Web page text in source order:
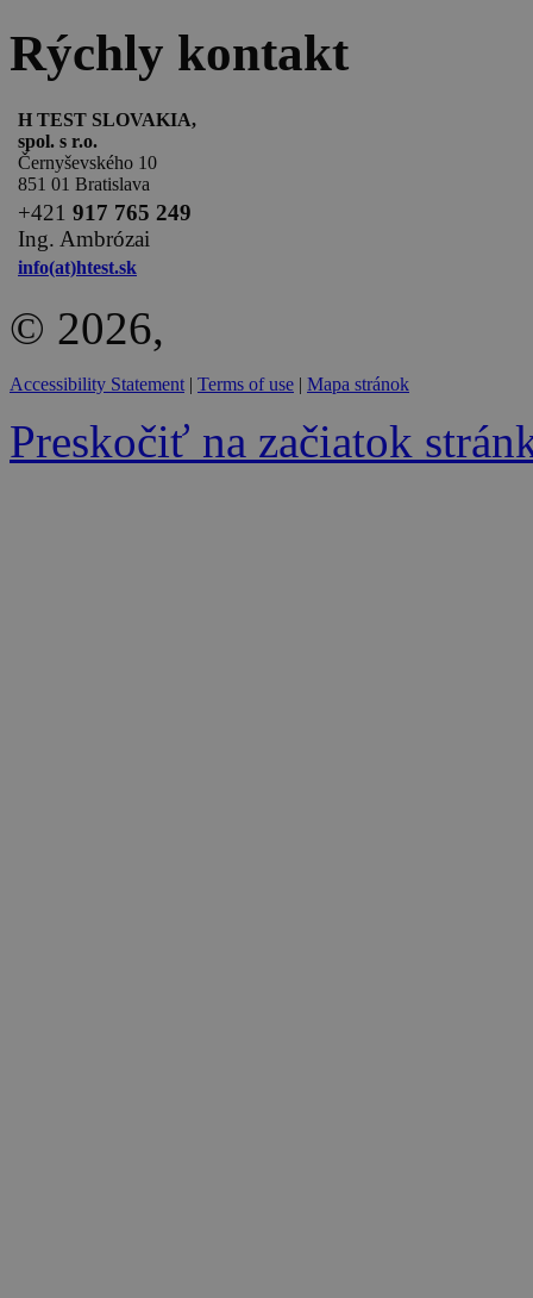
Rýchly kontakt
H TEST SLOVAKIA,
spol. s r.o.
Černyševského 10
851 01 Bratislava
+421 917 765 249
Ing. Ambrózai
info(at)htest.sk
© 2026,
Accessibility Statement | Terms of use | Mapa stránok
Preskočiť na začiatok